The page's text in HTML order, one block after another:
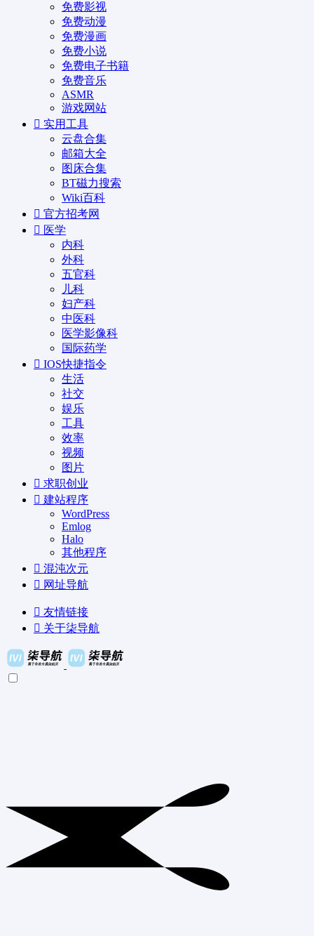
免费影视
免费动漫
免费漫画
免费小说
免费电子书籍
免费音乐
ASMR
游戏网站
实用工具
云盘合集
邮箱大全
图床合集
BT磁力搜索
Wiki百科
官方招考网
医学
内科
外科
五官科
儿科
妇产科
中医科
医学影像科
国际药学
IOS快捷指令
生活
社交
娱乐
工具
效率
视频
图片
求职创业
建站程序
WordPress
Emlog
Halo
其他程序
混沌次元
网址导航
友情链接
关于柒导航